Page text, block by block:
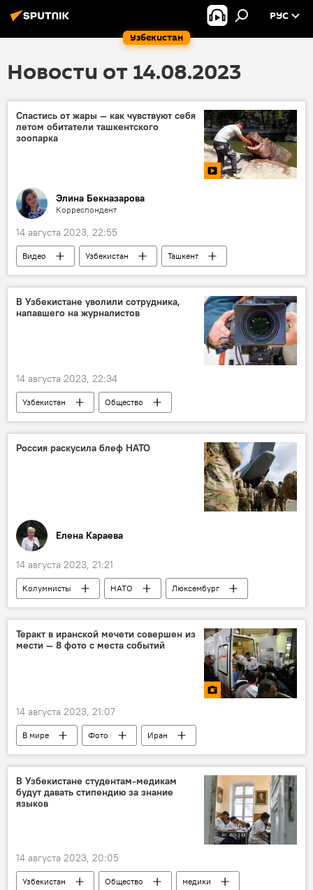
Узбекистан
РУС
Новости от 14.08.2023
Спастись от жары — как чувствуют себя
летом обитатели ташкентского
зоопарка
Элина Бекназарова
Корреспондент
14 августа 2023, 22:55
Видео Узбекистан
Ташкент
Зоопарк
Ташкентский зоопарк
животные
жара
В Узбекистане уволили сотрудника,
напавшего на журналистов
14 августа 2023, 22:34
Узбекистан
Общество
Происшествия
мост
Ташкент
Аэропорт Ташкента
журналисты
Россия раскусила блеф НАТО
Елена Караева
14 августа 2023, 21:21
Колумнисты НАТО
Люксембург
Франция
Россия учения
Теракт в иранской мечети совершен из
мести — 8 фото с места событий
14 августа 2023, 21:07
В мире Фото
Иран
теракт
мечеть
В Узбекистане студентам-медикам
будут давать стипендию за знание
языков
14 августа 2023, 20:05
Узбекистан Общество
медики